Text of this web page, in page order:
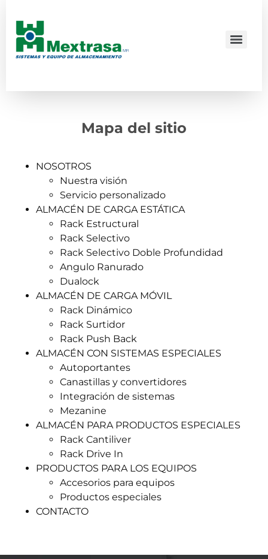
Mapa del sitio
NOSOTROS
Nuestra visión
Servicio personalizado
ALMACÉN DE CARGA ESTÁTICA
Rack Estructural
Rack Selectivo
Rack Selectivo Doble Profundidad
Angulo Ranurado
Dualock
ALMACÉN DE CARGA MÓVIL
Rack Dinámico
Rack Surtidor
Rack Push Back
ALMACÉN CON SISTEMAS ESPECIALES
Autoportantes
Canastillas y convertidores
Integración de sistemas
Mezanine
ALMACÉN PARA PRODUCTOS ESPECIALES
Rack Cantiliver
Rack Drive In
PRODUCTOS PARA LOS EQUIPOS
Accesorios para equipos
Productos especiales
CONTACTO